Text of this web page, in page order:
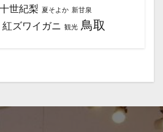
世紀梨 夏そよか 新甘泉
紅ズワイガニ 観光 鳥取